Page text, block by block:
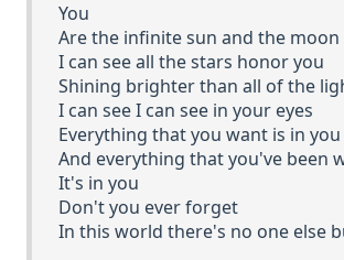
You
Are the infinite sun and the moon
I can see all the stars honor you
Shining brighter than all of the
I can see I can see in your eyes
Everything that you want is in you
And everything that you've been
It's in you
Don't you ever forget
In this world there's no one else